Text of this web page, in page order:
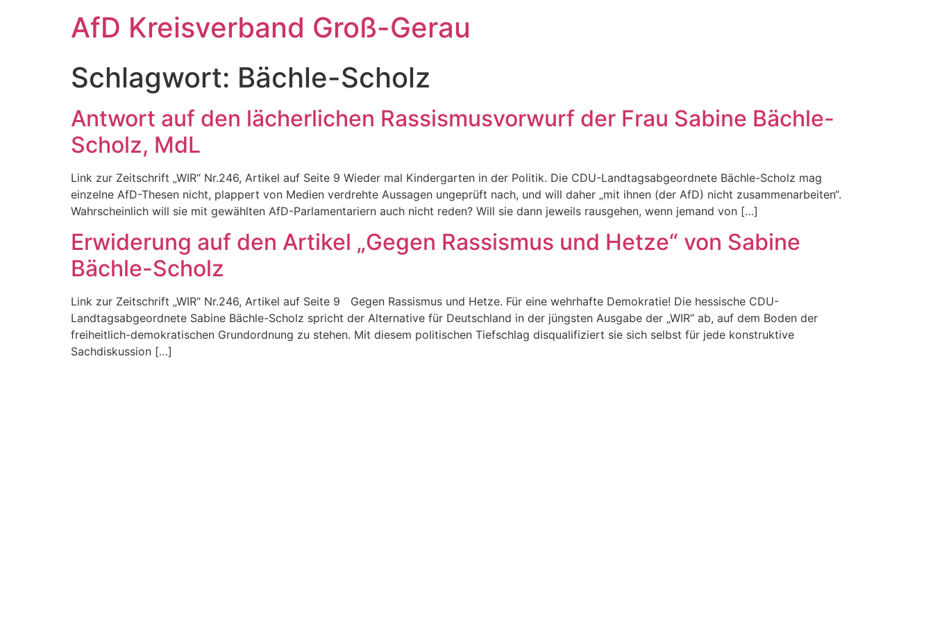
AfD Kreisverband Groß-Gerau
Schlagwort: Bächle-Scholz
Antwort auf den lächerlichen Rassismusvorwurf der Frau Sabine Bächle-
Scholz, MdL
Link zur Zeitschrift „WIR“ Nr.246, Artikel auf Seite 9 Wieder mal Kindergarten in der Politik. Die CDU-Landtagsabgeordnete Bächle-Scholz mag
einzelne AfD-Thesen nicht, plappert von Medien verdrehte Aussagen ungeprüft nach, und will daher „mit ihnen (der AfD) nicht zusammenarbeiten“.
Wahrscheinlich will sie mit gewählten AfD-Parlamentariern auch nicht reden? Will sie dann jeweils rausgehen, wenn jemand von […]
Erwiderung auf den Artikel „Gegen Rassismus und Hetze“ von Sabine
Bächle-Scholz
Link zur Zeitschrift „WIR“ Nr.246, Artikel auf Seite 9 Gegen Rassismus und Hetze. Für eine wehrhafte Demokratie! Die hessische CDU-
Landtagsabgeordnete Sabine Bächle-Scholz spricht der Alternative für Deutschland in der jüngsten Ausgabe der „WIR“ ab, auf dem Boden der
freiheitlich-demokratischen Grundordnung zu stehen. Mit diesem politischen Tiefschlag disqualifiziert sie sich selbst für jede konstruktive
Sachdiskussion […]